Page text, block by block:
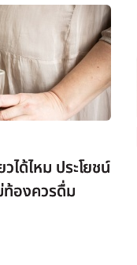
ได้ไหม ประโยชน์
องควรดื่ม